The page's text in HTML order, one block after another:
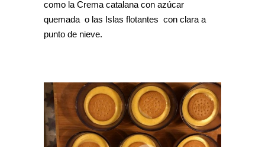
como la Crema catalana con azúcar
quemada o las Islas flotantes con clara a
punto de nieve.